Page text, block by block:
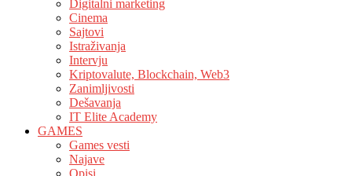
Digitalni marketing
Cinema
Sajtovi
Istraživanja
Intervju
Kriptovalute, Blockchain, Web3
Zanimljivosti
Dešavanja
IT Elite Academy
GAMES
Games vesti
Najave
Opisi